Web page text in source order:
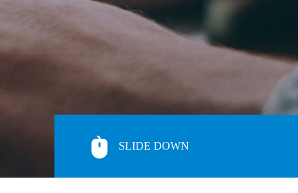
SLIDE DOWN